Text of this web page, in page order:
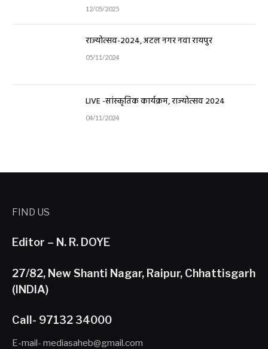
12/05/2025
राज्योत्सव-2024, अटल नगर नवा रायपुर
05/11/2024
LIVE -सांस्कृतिक कार्यक्रम, राज्योत्सव 2024
04/11/2024
FIND US
Editor – N. R. DOYE
27/82, New Shanti Nagar, Raipur, Chhattisgarh
(INDIA)
Call- 97132 34000
E-mail- mediasaheb@gmail.com